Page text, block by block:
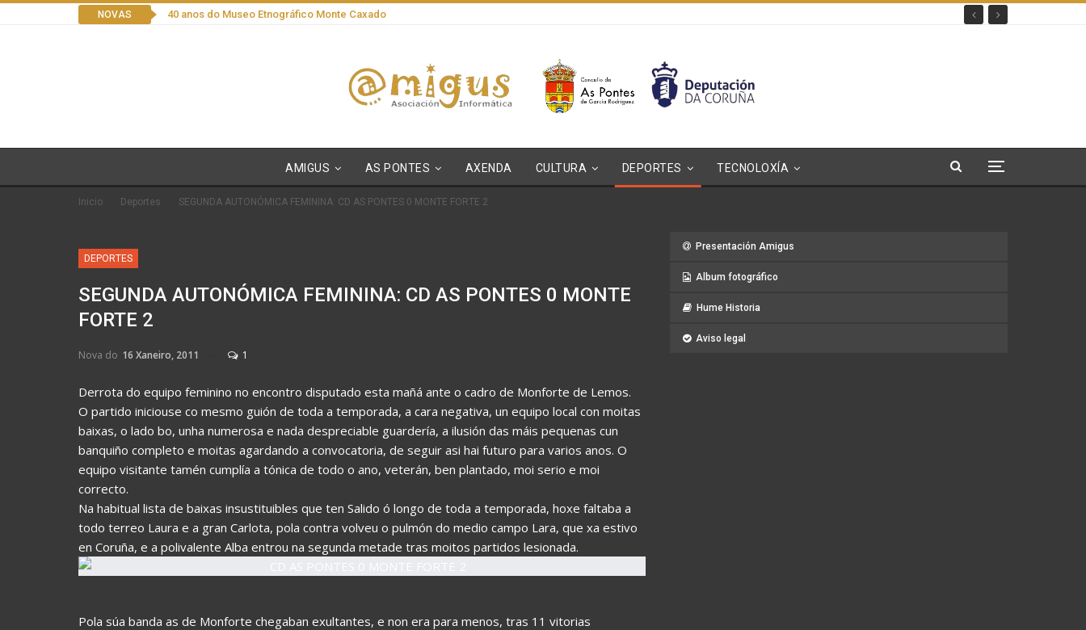
NOVAS 40 anos do Museo Etnográfico Monte Caxado
AMIGUS AS PONTES AXENDA CULTURA DEPORTES TECNOLOXÍA
Inicio Deportes SEGUNDA AUTONÓMICA FEMININA: CD AS PONTES 0 MONTE FORTE 2
DEPORTES
SEGUNDA AUTONÓMICA FEMININA: CD AS PONTES 0 MONTE
FORTE 2
Nova do 16 Xaneiro, 2011 1
Derrota do equipo feminino no encontro disputado esta mañá ante o cadro de Monforte de Lemos.
O partido iniciouse co mesmo guión de toda a temporada, a cara negativa, un equipo local con moitas
baixas, o lado bo, unha numerosa e nada despreciable guardería, a ilusión das máis pequenas cun
banquiño completo e moitas agardando a convocatoria, de seguir asi hai futuro para varios anos. O
equipo visitante tamén cumplía a tónica de todo o ano, veterán, ben plantado, moi serio e moi
correcto.
Na habitual lista de baixas insustituibles que ten Salido ó longo de toda a temporada, hoxe faltaba a
todo terreo Laura e a gran Carlota, pola contra volveu o pulmón do medio campo Lara, que xa estivo
en Coruña, e a polivalente Alba entrou na segunda metade tras moitos partidos lesionada.
Pola súa banda as de Monforte chegaban exultantes, e non era para menos, tras 11 vitorias
Presentación Amigus
Album fotográfico
Hume Historia
Aviso legal